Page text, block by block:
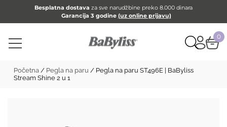
Besplatna dostava za sve narudžbine preko 8.000 dinara
Garancija 3 godine (uz online prijavu)
0
Početna / Pegla na paru / Pegla na paru ST496E | BaByliss
Stream Shine 2 u 1